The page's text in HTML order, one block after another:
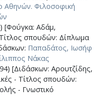
Αθηνών. Φιλοσοφική
[Φούγκα: Αδάμ,
σπουδών: Δίπλωμα
Παπαδάτος, Ιωσήφ
Νάκας
[Διδάσκων: Αρουτζίδης,
- Τίτλος σπουδών:
- Γνωστικό